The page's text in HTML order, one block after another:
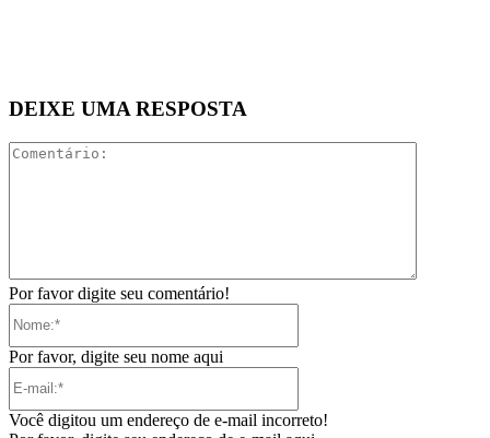
DEIXE UMA RESPOSTA
Por favor digite seu comentário!
Por favor, digite seu nome aqui
Você digitou um endereço de e-mail incorreto!